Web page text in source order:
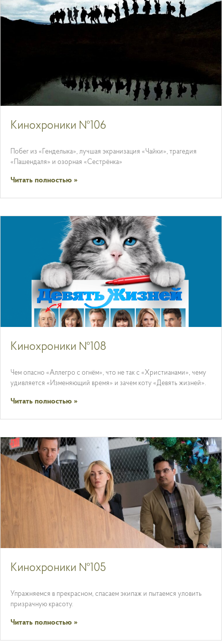
Кинохроники №106
Побег из «Генделыка», лучшая экранизация «Чайки», трагедия
«Пашендаля» и озорная «Сестрёнка»
Читать полностью »
Кинохроники №108
Чем опасно «Аллегро с огнём», что не так с «Христианами», чему
удивляется «Изменяющий время» и зачем коту «Девять жизней».
Читать полностью »
Кинохроники №105
Упражняемся в прекрасном, спасаем экипаж и пытаемся уловить
призрачную красоту.
Читать полностью »